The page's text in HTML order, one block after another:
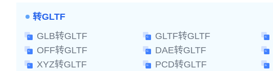
转GLTF
GLB转GLTF
GLTF转GLTF
OFF转GLTF
DAE转GLTF
XYZ转GLTF
PCD转GLTF